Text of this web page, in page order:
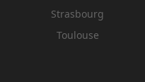
Strasbourg
Toulouse